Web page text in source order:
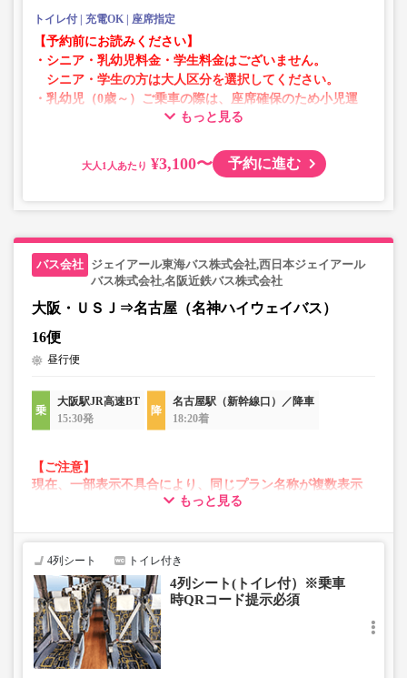
トイレ付 充電OK 座席指定
【予約前にお読みください】
・シニア・乳幼児料金・学生料金はございません。
シニア・学生の方は大人区分を選択してください。
・乳幼児（0歳～）ご乗車の際は、座席確保のため小児運
賃での乗車券が必要です。
・AM1時～5時の間はシステムメンテナンスの為ご予約が
す。
・販売日・便ごとに随時価格が変動いたします。購入時に
販売価格をご確認の上でご予約をお願いいたします。
・一部取り扱いのない停留所がある場合がございます。
・充電設備は車両により異なり、USBタイプまたはコンセ
・増便や車両整備等の都合により、予告なく車両・シート
仕様が変更となる場合がございます。あらかじめご了承く
もっと見る
大人 ¥3,100〜 予約に進む
ジェイアール東海バス株式会社,西日本ジェイアール
バス株式会社,名阪近鉄バス株式会社
大阪・ＵＳＪ⇒名古屋（名神ハイウェイバス）
16便
昼行便
大阪駅JR高速BT
15:30発
名古屋駅（新幹線口）／降車
18:20着
【ご注意】
現在、一部表示不具合により、同じプラン名称が複数表示
される場合がございます。
います。
お手数をおかけいたしますが、エラー表示が出た場合は、
たします。
もっと見る
4列シート トイレ付き
4列シート(トイレ付）※乗車
時QRコード提示必須